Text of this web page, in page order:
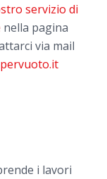
servizio di
nella pagina
via mail
i lavori